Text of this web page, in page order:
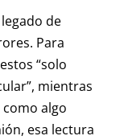
de
Para
“solo
mientras
algo
esa lectura